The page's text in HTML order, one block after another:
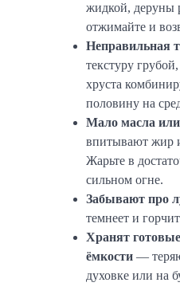
жидкой, деруны
отжимайте и
Неправильная
текстуру
хруста
половину на
Мало масла
впитывают жир
Жарьте в
сильном огне.
Забывают про
темнеет и
Хранят
ёмкости —
духовке или на